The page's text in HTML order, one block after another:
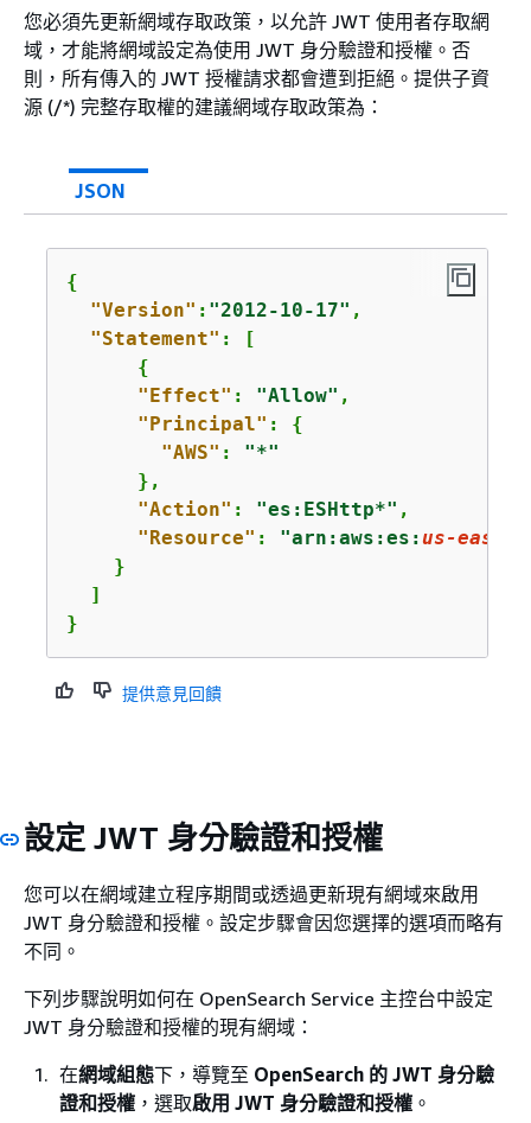
您必須先更新網域存取政策，以允許 JWT 使用者存取網
域，才能將網域設定為使用 JWT 身分驗證和授權。否
則，所有傳入的 JWT 授權請求都會遭到拒絕。提供子資
源 (/*) 完整存取權的建議網域存取政策為：
JSON
{
"Version" : "2012-10-17" ,
"Statement" : [
{
"Effect" : "Allow" ,
"Principal" : {
"AWS" : "*"
      },
"Action" : "es:ESHttp*" ,
"Resource" : "arn:aws:es:us-east-1
    }
  ]
}
提供意見回饋
設定 JWT 身分驗證和授權
您可以在網域建立程序期間或透過更新現有網域來啟用
JWT 身分驗證和授權。設定步驟會因您選擇的選項而略有
不同。
下列步驟說明如何在 OpenSearch Service 主控台中設定
JWT 身分驗證和授權的現有網域：
在網域組態下，導覽至 OpenSearch 的 JWT 身分驗
證和授權 ，選取啟用 JWT 身分驗證和授權 。